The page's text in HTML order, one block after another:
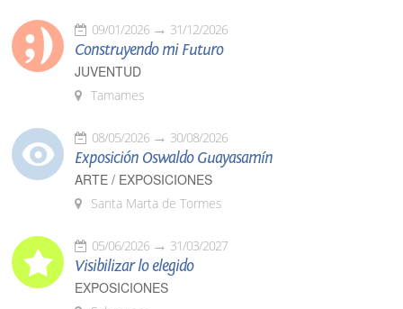
09/01/2026 31/12/2026
Construyendo mi Futuro
JUVENTUD
Tamames
08/05/2026 30/08/2026
Exposición Oswaldo Guayasamín
ARTE / EXPOSICIONES
Santa Marta de Tormes
05/06/2026 31/03/2027
Visibilizar lo elegido
EXPOSICIONES